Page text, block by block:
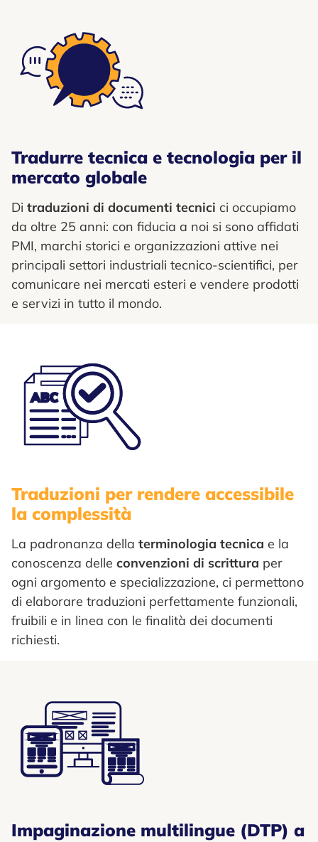
Tradurre tecnica e tecnologia per il
mercato globale
Di traduzioni di documenti tecnici ci occupiamo
da oltre 25 anni: con fiducia a noi si sono affidati
PMI, marchi storici e organizzazioni attive nei
principali settori industriali tecnico-scientifici, per
comunicare nei mercati esteri e vendere prodotti
e servizi in tutto il mondo.
Traduzioni per rendere accessibile
la complessità
La padronanza della terminologia tecnica e la
conoscenza delle convenzioni di scrittura per
ogni argomento e specializzazione, ci permettono
di elaborare traduzioni perfettamente funzionali,
fruibili e in linea con le finalità dei documenti
richiesti.
Impaginazione multilingue (DTP) a